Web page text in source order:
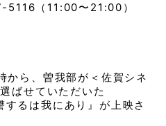
（11:00〜21:00）
から、曽我部が＜佐賀シネ
ばせていただいた
るは我にあり』が上映さ